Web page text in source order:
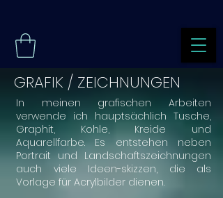
GRAFIK / ZEICHNUNGEN
In meinen grafischen Arbeiten
verwende ich hauptsächlich Tusche,
Graphit, Kohle, Kreide und
Aquarellfarbe. Es entstehen neben
Portrait und Landschaftszeichnungen
auch viele Ideen-skizzen, die als
Vorlage für Acrylbilder dienen.